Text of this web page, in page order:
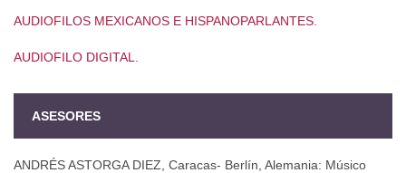
AUDIOFILOS MEXICANOS E HISPANOPARLANTES.
AUDIOFILO DIGITAL.
ASESORES
ANDRÉS ASTORGA DIEZ, Caracas- Berlín, Alemania: Músico